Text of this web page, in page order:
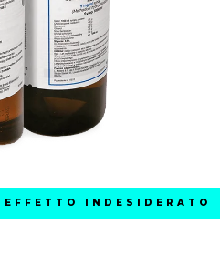
INDESIDERATO
PER GLI OPERATORI